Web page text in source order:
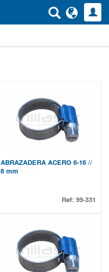
ABRAZADERA ACERO 6-16 //
8 mm
Ref: 99-331